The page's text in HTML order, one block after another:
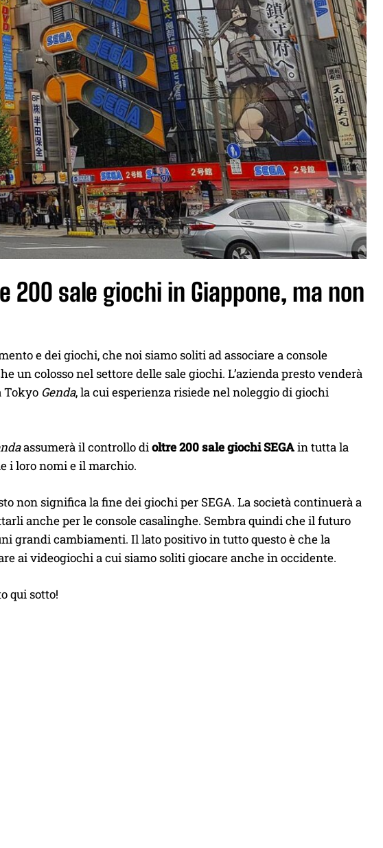
200 sale giochi in Giappone, ma non
e dei giochi, che noi siamo soliti ad associare a console
un colosso nel settore delle sale giochi. L’azienda presto venderà
Tokyo Genda, la cui esperienza risiede nel noleggio di giochi
assumerà il controllo dioltre 200 sale giochi SEGAin tutta la
i loro nomi e il marchio.
non significa la fine dei giochi per SEGA. La società continuerà a
anche per le console casalinghe. Sembra quindi che il futuro
grandi cambiamenti. Il lato positivo in tutto questo è che la
ai videogiochi a cui siamo soliti giocare anche in occidente.
qui sotto!